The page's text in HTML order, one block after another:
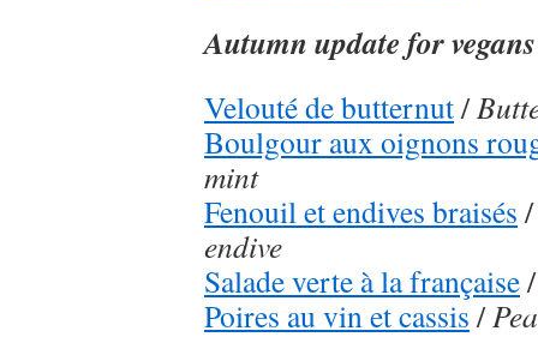
Autumn update for vegans
Velouté de butternut/
Boulgour aux oignons
mint
Fenouil et endives braisés /
endive
Salade verte à la française
Poires au vin et cassis /